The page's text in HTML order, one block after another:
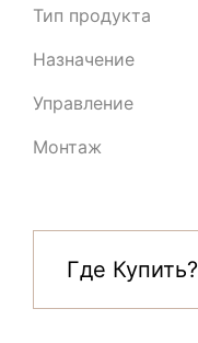
Тип продукта
Назначение
Управление
Монтаж
Где Купить?